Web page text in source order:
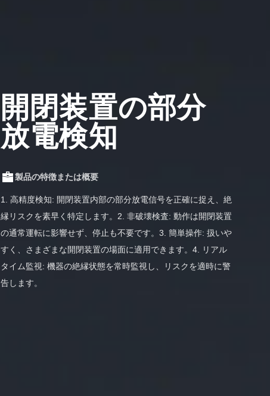
開閉装置の部分
放電検知
製品の特徴または概要
1. 高精度検知: 開閉装置内部の部分放電信号を正確に捉え、絶
縁リスクを素早く特定します。2. 非破壊検査: 動作は開閉装置
の通常運転に影響せず、停止も不要です。3. 簡単操作: 扱いや
すく、さまざまな開閉装置の場面に適用できます。4. リアル
タイム監視: 機器の絶縁状態を常時監視し、リスクを適時に警
告します。